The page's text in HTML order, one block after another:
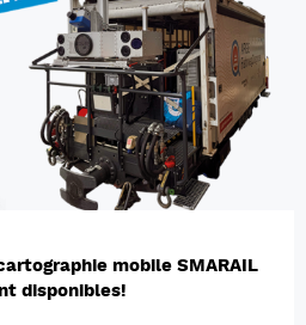
mobile SMARAIL
disponibles!